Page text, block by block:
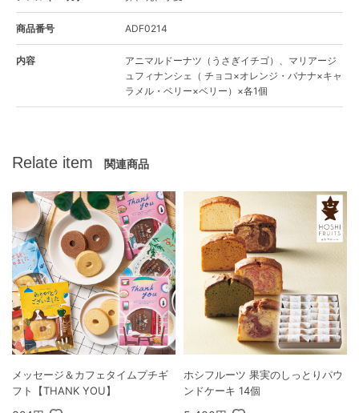
商品番号 ADF0214
内容
アニマルドーナツ（うさぎイチゴ）、マリアージ
ュフィナンシェ（ チョコ×オレンジ・バナナ×キャ
ラメル・ベリー×ベリー）×各1個
Relate item 関連商品
メッセージ＆カフェタイムプチギ
フト【THANK YOU】
ホシフルーツ 果実のしっとりパウ
ンドケーキ 14個